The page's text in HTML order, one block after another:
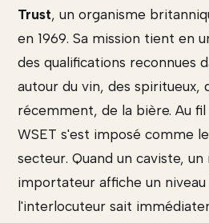
Trust, un organisme
en 1969. Sa mission tient en
des qualifications reconnues
autour du vin, des spiritueux,
récemment, de la bière. Au
WSET s'est imposé comme
secteur. Quand un caviste,
importateur affiche un niveau
l'interlocuteur sait